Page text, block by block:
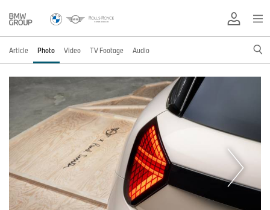
Article Photo Video TV Footage Audio